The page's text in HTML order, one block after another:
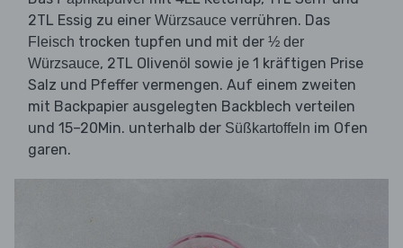
2TL Essig zu einer Würzsauce verrühren. Das
Fleisch trocken tupfen und mit der ½ der
Würzsauce, 2TL Olivenöl sowie je 1 kräftigen Prise
Salz und Pfeffer vermengen. Auf einem zweiten
mit Backpapier ausgelegten Backblech verteilen
und 15–20Min. unterhalb der Süßkartoffeln im Ofen
garen.